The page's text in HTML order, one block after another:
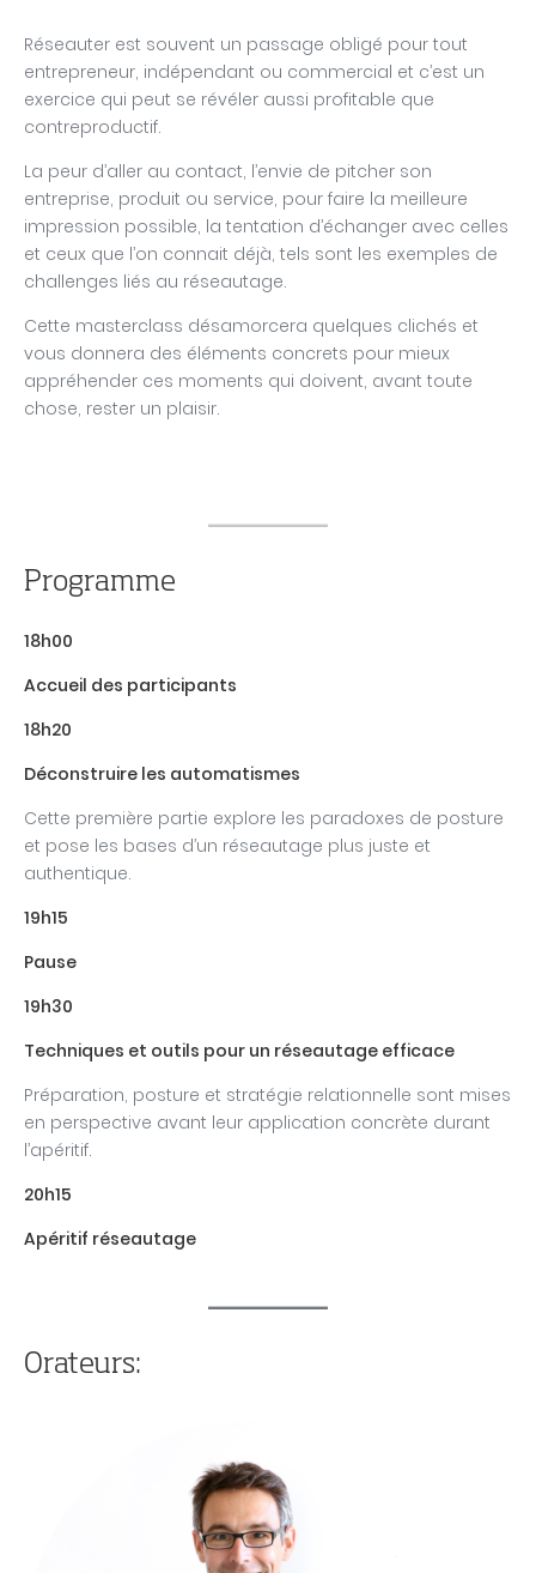
Réseauter est souvent un passage obligé pour tout
entrepreneur, indépendant ou commercial et c’est un
exercice qui peut se révéler aussi profitable que
contreproductif.
La peur d’aller au contact, l’envie de pitcher son
entreprise, produit ou service, pour faire la meilleure
impression possible, la tentation d’échanger avec celles
et ceux que l’on connait déjà, tels sont les exemples de
challenges liés au réseautage.
Cette masterclass désamorcera quelques clichés et
vous donnera des éléments concrets pour mieux
appréhender ces moments qui doivent, avant toute
chose, rester un plaisir.
Programme
18h00
Accueil des participants
18h20
Déconstruire les automatismes
Cette première partie explore les paradoxes de posture
et pose les bases d’un réseautage plus juste et
authentique.
19h15
Pause
19h30
Techniques et outils pour un réseautage efficace
Préparation, posture et stratégie relationnelle sont mises
en perspective avant leur application concrète durant
l’apéritif.
20h15
Apéritif réseautage
Orateurs: